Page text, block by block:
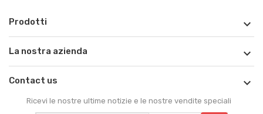
Prodotti 
La nostra azienda 
Contact us 
Ricevi le nostre ultime notizie e le nostre vendite speciali